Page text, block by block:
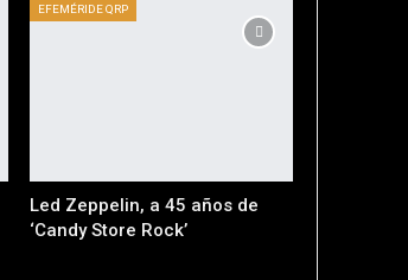
EFEMÉRIDE QRP
Led Zeppelin, a 45 años de
‘Candy Store Rock’